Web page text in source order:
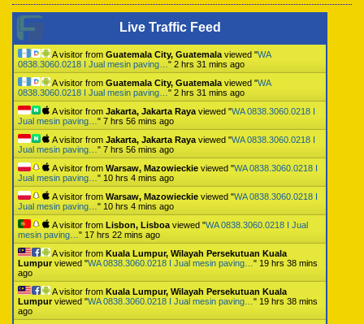
Live Traffic Feed
A visitor from Guatemala City, Guatemala viewed "WA
0838.3060.0218 I Jual mesin paving… " 2 hrs 31 mins ago
A visitor from Guatemala City, Guatemala viewed "WA
0838.3060.0218 I Jual mesin paving… " 2 hrs 31 mins ago
A visitor from Jakarta, Jakarta Raya viewed "WA 0838.3060.0218 I
Jual mesin paving… " 7 hrs 56 mins ago
A visitor from Jakarta, Jakarta Raya viewed "WA 0838.3060.0218 I
Jual mesin paving… " 7 hrs 56 mins ago
A visitor from Warsaw, Mazowieckie viewed "WA 0838.3060.0218 I
Jual mesin paving… " 10 hrs 4 mins ago
A visitor from Warsaw, Mazowieckie viewed "WA 0838.3060.0218 I
Jual mesin paving… " 10 hrs 4 mins ago
A visitor from Lisbon, Lisboa viewed "WA 0838.3060.0218 I Jual
mesin paving… " 17 hrs 22 mins ago
A visitor from Kuala Lumpur, Wilayah Persekutuan Kuala
Lumpurviewed "WA 0838.3060.0218 I Jual mesin paving… " 19 hrs 38 mins
ago
A visitor from Kuala Lumpur, Wilayah Persekutuan Kuala
Lumpurviewed "WA 0838.3060.0218 I Jual mesin paving… " 19 hrs 38 mins
ago